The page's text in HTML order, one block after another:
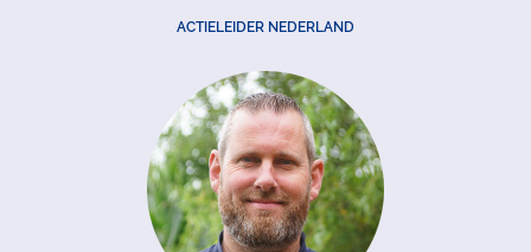
ACTIELEIDER NEDERLAND